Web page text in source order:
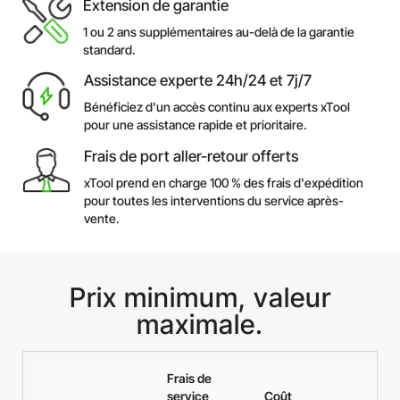
Extension de garantie
1 ou 2 ans supplémentaires au-delà de la garantie
standard.
Assistance experte 24h/24 et 7j/7
Bénéficiez d'un accès continu aux experts xTool
pour une assistance rapide et prioritaire.
Frais de port aller-retour offerts
xTool prend en charge 100 % des frais d'expédition
pour toutes les interventions du service après-
vente.
Prix minimum, valeur
maximale.
Frais de
service
Coût